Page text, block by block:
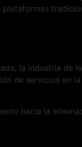
plataformas
la industria de
de servicios en
hacia la